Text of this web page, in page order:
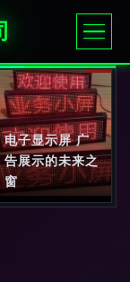
电子显示屏 广
告展示的未来之
窗